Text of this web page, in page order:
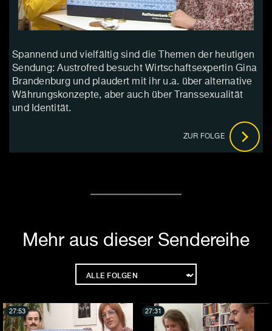
Spannend und vielfältig sind die Themen der heutigen
Sendung: Austrofred besucht Wirtschaftsexpertin Gina
Brandenburg und plaudert mit ihr u.a. über alternative
Währungskonzepte, aber auch über Transsexualität
und Identität.
ZUR FOLGE
Mehr aus dieser Sendereihe
27:53 27:31